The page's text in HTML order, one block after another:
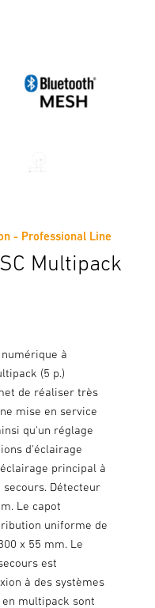
- Professional Line
Multipack
à
(5 p.)
de réaliser très
mise en service
qu'un réglage
d'éclairage
principal à
Détecteur
Le capot
uniforme de
x 55 mm. Le
est
à des systèmes
multipack sont